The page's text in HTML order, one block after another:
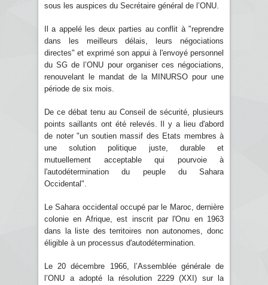
sous les auspices du Secrétaire général de l’ONU.
Il a appelé les deux parties au conflit à "reprendre
dans les meilleurs délais, leurs négociations
directes" et exprimé son appui à l'envoyé personnel
du SG de l’ONU pour organiser ces négociations,
renouvelant le mandat de la MINURSO pour une
période de six mois.
De ce débat tenu au Conseil de sécurité, plusieurs
points saillants ont été relevés. Il y a lieu d'abord
de noter "un soutien massif des Etats membres à
une solution politique juste, durable et
mutuellement acceptable qui pourvoie à
l'autodétermination du peuple du Sahara
Occidental".
Le Sahara occidental occupé par le Maroc, dernière
colonie en Afrique, est inscrit par l'Onu en 1963
dans la liste des territoires non autonomes, donc
éligible à un processus d'autodétermination.
Le 20 décembre 1966, l’Assemblée générale de
l’ONU a adopté la résolution 2229 (XXI) sur la